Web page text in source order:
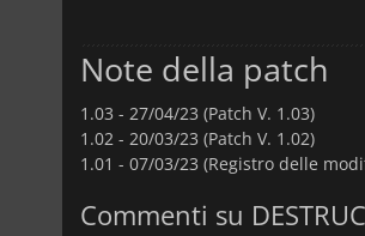
Note della patch
1.03 - 27/04/23 (Patch V. 1.03)
1.02 - 20/03/23 (Patch V. 1.02)
1.01 - 07/03/23 (Registro delle
Commenti su